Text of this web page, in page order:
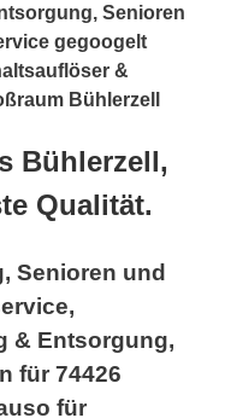
Senioren
gegoogelt
&
Bühlerzell
Bühlerzell,
Qualität.
Senioren und
& Entsorgung,
für 74426
für